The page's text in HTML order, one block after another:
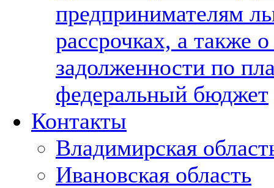
предпринимателям
рассрочках, а также
задолженности по
федеральный бюджет
Контакты
Владимирская
Ивановская область